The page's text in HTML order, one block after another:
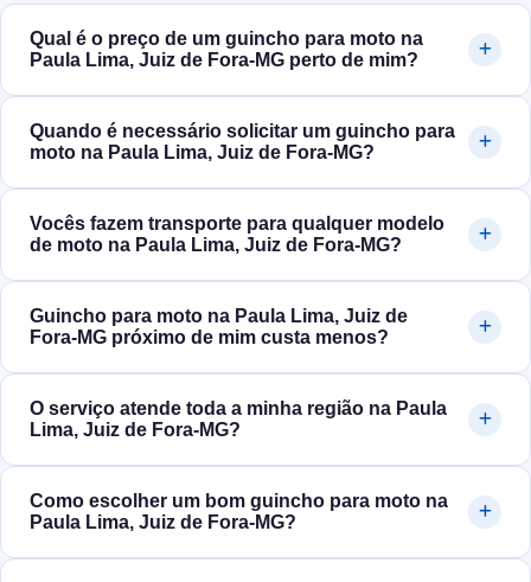
Qual é o preço de um guincho para moto na
Paula Lima, Juiz de Fora‑MG perto de mim?
Quando é necessário solicitar um guincho para
moto na Paula Lima, Juiz de Fora‑MG?
Vocês fazem transporte para qualquer modelo
de moto na Paula Lima, Juiz de Fora‑MG?
Guincho para moto na Paula Lima, Juiz de
Fora‑MG próximo de mim custa menos?
O serviço atende toda a minha região na Paula
Lima, Juiz de Fora‑MG?
Como escolher um bom guincho para moto na
Paula Lima, Juiz de Fora‑MG?